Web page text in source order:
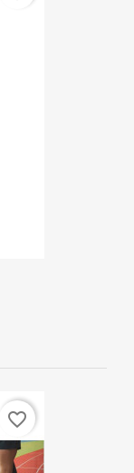
favorite_border